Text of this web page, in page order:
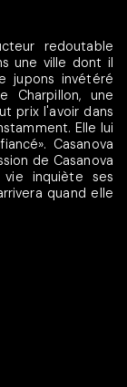
redoutable
une ville dont il
jupons invétéré
Charpillon, une
prix l'avoir dans
Elle lui
Casanova
de Casanova
inquiète ses
quand elle